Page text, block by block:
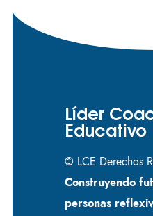
Líder
Educativo
© LCE Derechos
Construyendo
personas